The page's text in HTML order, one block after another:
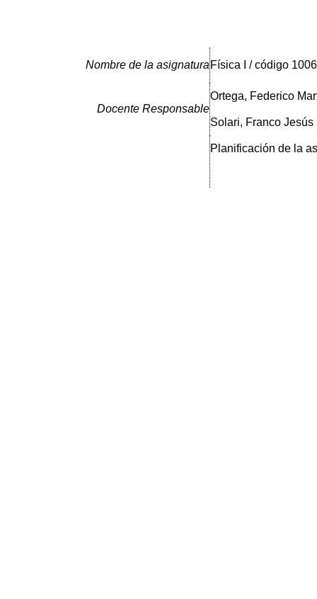
Nombre de la asignatura Física I / código 1006
Docente Responsable
Ortega, Federico
Solari, Franco Jesús
Planificación de la